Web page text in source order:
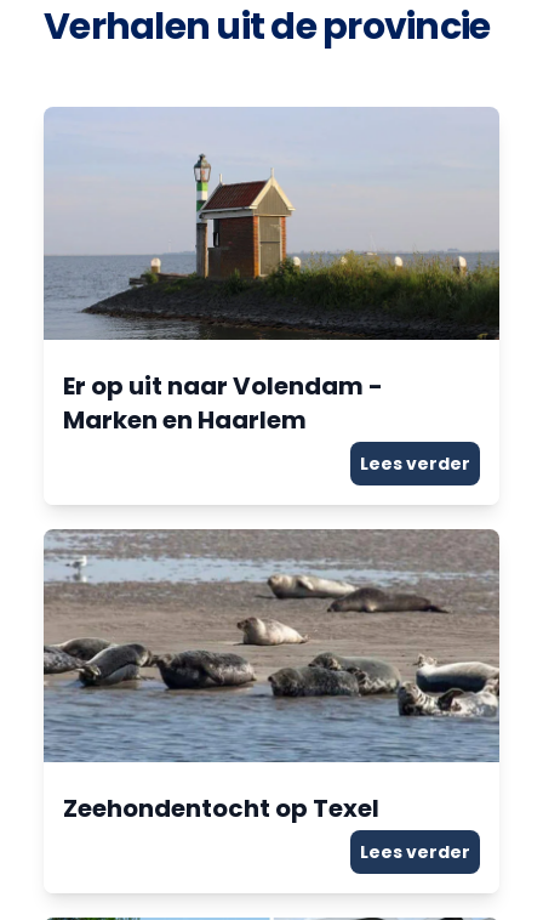
Verhalen uit de provincie
Er op uit naar Volendam -
Marken en Haarlem
Lees verder
Zeehondentocht op Texel
Lees verder